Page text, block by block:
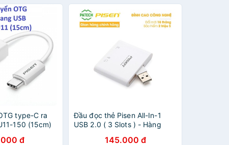
type-C ra
150 (15cm)
đ
Đầu đọc thẻ Pisen All-In-1
USB 2.0 ( 3 Slots ) - Hàng
145.000 đ